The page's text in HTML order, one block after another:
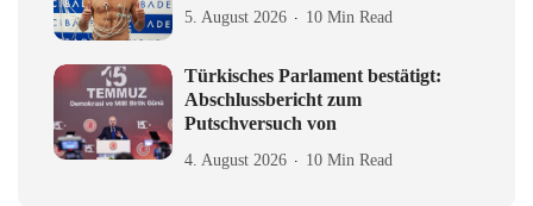
5. August 2026 10 Min Read
Türkisches Parlament bestätigt:
Abschlussbericht zum
Putschversuch von
4. August 2026 10 Min Read